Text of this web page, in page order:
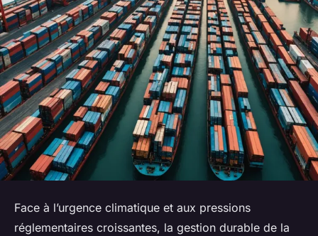
Face à l’urgence climatique et aux pressions
réglementaires croissantes, la gestion durable de la